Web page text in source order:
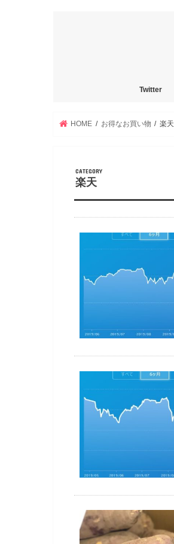
Twitter
HOME お得なお買い物 楽天
楽天